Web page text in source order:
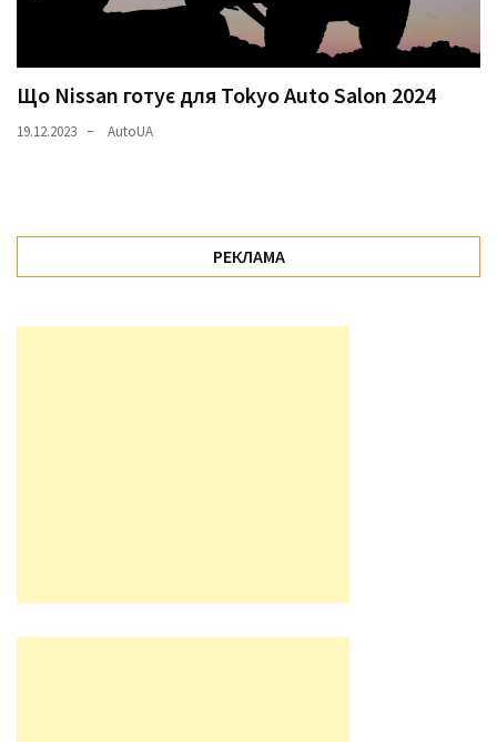
Що Nissan готує для Tokyo Auto Salon 2024
19.12.2023 AutoUA
РЕКЛАМА